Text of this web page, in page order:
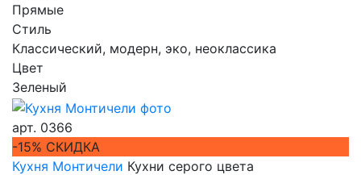
Прямые
Стиль
Классический, модерн, эко, неоклассика
Цвет
Зеленый
арт. 0366
-15% СКИДКА
Кухня Монтичели Кухни серого цвета